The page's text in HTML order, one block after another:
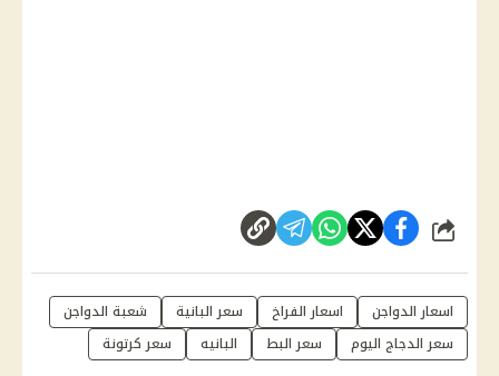
شارك
اسعار الدواجن اسعار الفراخ سعر البانية
شعبة الدواجن
سعر الدجاج اليوم
سعر البط البانيه سعر كرتونة